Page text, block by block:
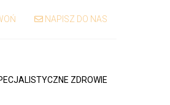
NAPISZ DO NAS
ZDROWIE